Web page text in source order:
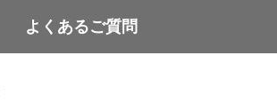
よくあるご質問